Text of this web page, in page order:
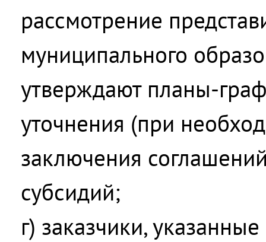
рассмотрение
муниципального
утверждают планы-
уточнения (при
заключения
субсидий;
г) заказчики,